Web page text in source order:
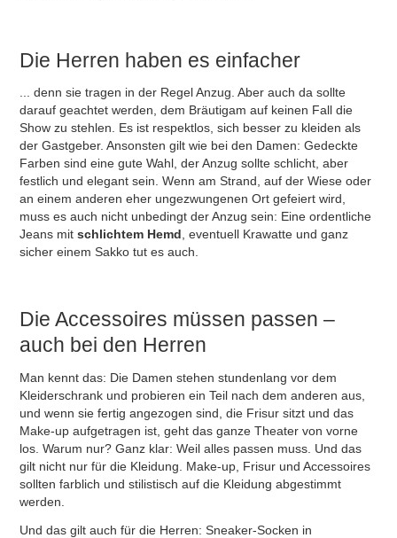
Die Herren haben es einfacher
... denn sie tragen in der Regel Anzug. Aber auch da sollte
darauf geachtet werden, dem Bräutigam auf keinen Fall die
Show zu stehlen. Es ist respektlos, sich besser zu kleiden als
der Gastgeber. Ansonsten gilt wie bei den Damen: Gedeckte
Farben sind eine gute Wahl, der Anzug sollte schlicht, aber
festlich und elegant sein. Wenn am Strand, auf der Wiese oder
an einem anderen eher ungezwungenen Ort gefeiert wird,
muss es auch nicht unbedingt der Anzug sein: Eine ordentliche
Jeans mitschlichtem Hemd , eventuell Krawatte und ganz
sicher einem Sakko tut es auch.
Die Accessoires müssen passen –
auch bei den Herren
Man kennt das: Die Damen stehen stundenlang vor dem
Kleiderschrank und probieren ein Teil nach dem anderen aus,
und wenn sie fertig angezogen sind, die Frisur sitzt und das
Make-up aufgetragen ist, geht das ganze Theater von vorne
los. Warum nur? Ganz klar: Weil alles passen muss. Und das
gilt nicht nur für die Kleidung. Make-up, Frisur und Accessoires
sollten farblich und stilistisch auf die Kleidung abgestimmt
werden.
Und das gilt auch für die Herren: Sneaker-Socken in